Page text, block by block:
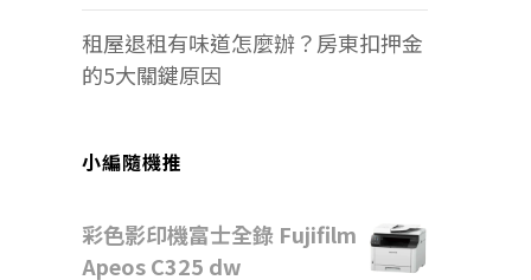
租屋退租有味道怎麼辦？房東扣押金
的5大關鍵原因
小編隨機推
彩色影印機富士全錄 Fujifilm
Apeos C325 dw